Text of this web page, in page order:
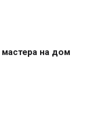
мастера на дом